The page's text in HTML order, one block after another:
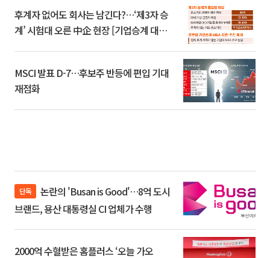
후계자 없어도 회사는 남긴다?…‘제3자 승
계’ 시험대 오른 中企 현장 [기업승계 대전
MSCI 발표 D-7…후보주 반등에 편입 기대
재점화
단독
브랜드, 용산 대통령실 CI 업체가 수행
2000억 수혈받은 홈플러스 ‘오늘 가오